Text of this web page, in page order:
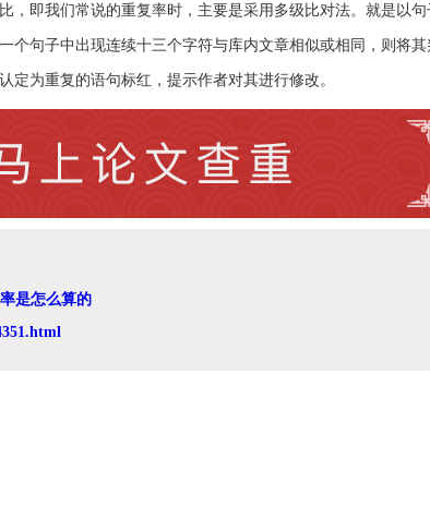
即我们常说的重复率时，主要是采用多级比对法。就是以句
个句子中出现连续十三个字符与库内文章相似或相同，则将
为重复的语句标红，提示作者对其进行修改。
是怎么算的